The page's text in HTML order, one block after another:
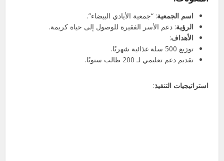
اسم الجمعية: “جمعية الأيادي البيضاء”.
الرؤية: دعم الأسر الفقيرة للوصول إلى حياة كريمة.
الأهداف:
توزيع 500 سلة غذائية شهريًا.
تقديم دعم تعليمي لـ 200 طالب سنويًا.
استراتيجيات التنفيذ: